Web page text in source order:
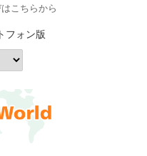
こちらから
フォン版